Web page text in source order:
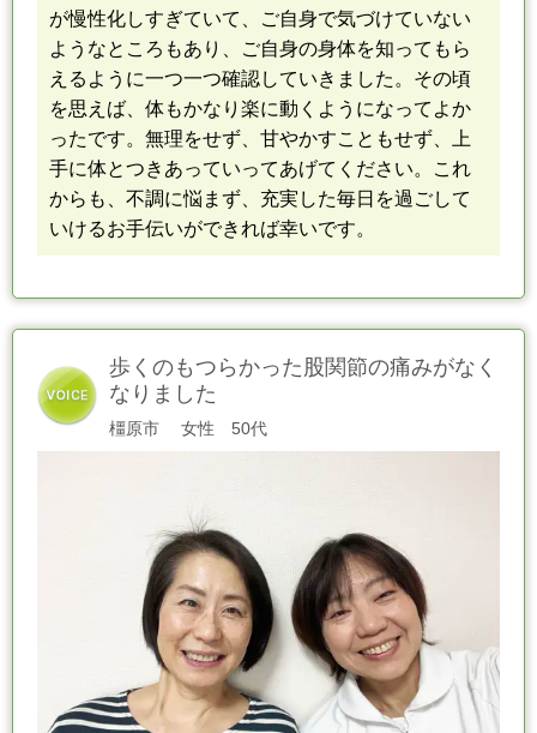
が慢性化しすぎていて、ご自身で気づけていない
ようなところもあり、
ご自身の身体を知ってもら
えるように一つ一つ確認していきました。 その頃
を思えば、体もかなり楽に動くようになってよか
ったです。 無理をせず、甘やかすこともせず、上
手に体とつきあっていってあげてください。
これ
からも、不調に悩まず、充実した毎日を過ごして
いけるお手伝いができれば幸いです。
歩くのもつらかった股関節の痛みがなく
なりました
橿原市 女性 50代